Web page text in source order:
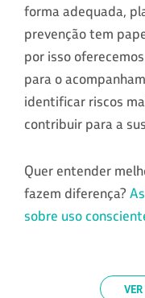
forma adequada,
prevenção tem
por isso
para o
identificar riscos
contribuir para a
Quer entender
fazem diferença?
sobre uso